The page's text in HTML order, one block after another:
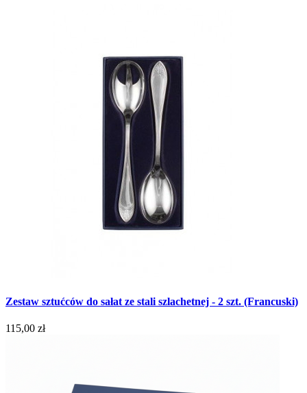
Zestaw sztućców do sałat ze stali szlachetnej - 2 szt. (Francuski)
115,00 zł